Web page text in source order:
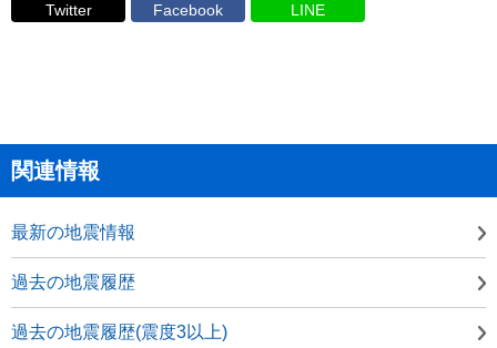
Twitter Facebook LINE
関連情報
最新の地震情報
過去の地震履歴
過去の地震履歴(震度3以上)